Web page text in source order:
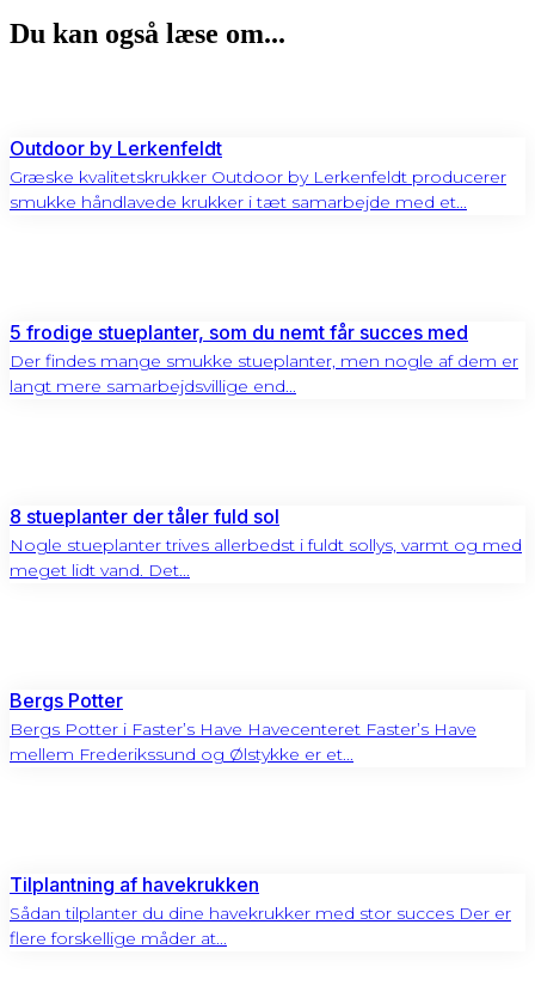
Du kan også læse om...
Outdoor by Lerkenfeldt
Græske kvalitetskrukker Outdoor by Lerkenfeldt producerer
smukke håndlavede krukker i tæt samarbejde med et...
5 frodige stueplanter, som du nemt får succes med
Der findes mange smukke stueplanter, men nogle af dem er
langt mere samarbejdsvillige end...
8 stueplanter der tåler fuld sol
Nogle stueplanter trives allerbedst i fuldt sollys, varmt og med
meget lidt vand. Det...
Bergs Potter
Bergs Potter i Faster’s Have Havecenteret Faster’s Have
mellem Frederikssund og Ølstykke er et...
Tilplantning af havekrukken
Sådan tilplanter du dine havekrukker med stor succes Der er
flere forskellige måder at...